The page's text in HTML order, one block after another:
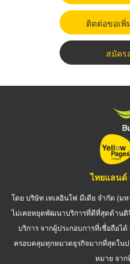
ติดต่อขอเ
สมัคร
ไทยแลนด์
โดย บริษัท เทเลอินโฟ มีเดีย จำกัด (ม
ไม่เคยหยุดพัฒนาบริการที่ดีที่สุดด้านดิ
บริการ จากผู้ประกอบการที่เชื่อถือไ
ครอบคลุมทุกหมวดธุรกิจมากที่สุดในป
หมาย จา